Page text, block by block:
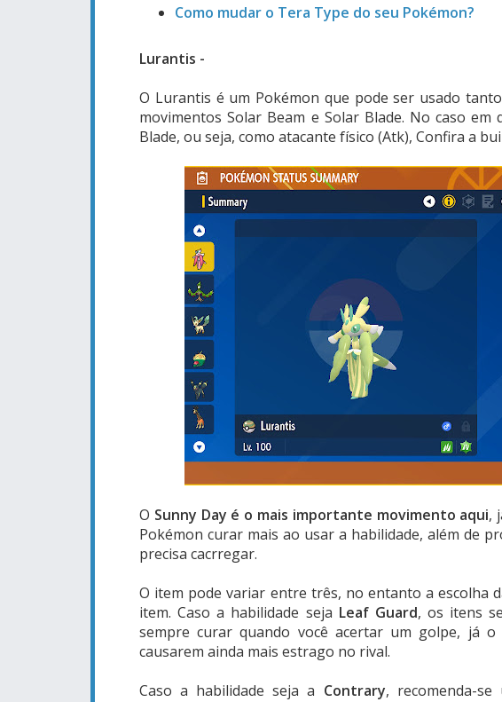
Como mudar o Tera Type do seu Pokémon?
Lurantis -
O Lurantis é um Pokémon que pode ser usado
movimentos Solar Beam e Solar Blade. No caso
Blade, ou seja, como atacante físico (Atk), Confira a
O Sunny Day é o mais importante movimento aqui,
Pokémon curar mais ao usar a habilidade, além de
precisa cacrregar.
O item pode variar entre três, no entanto a escolha
item. Caso a habilidade seja Leaf Guard, os itens
sempre curar quando você acertar um golpe, já
causarem ainda mais estrago no rival.
Caso a habilidade seja a Contrary, recomenda-